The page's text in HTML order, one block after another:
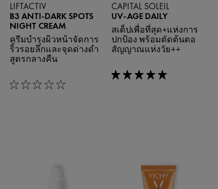
LIFTACTIV
B3 ANTI-DARK SPOTS
NIGHT CREAM
ครีมบำรุงผิวหน้าจัดการ
ริ้วรอยลึกและจุดด่างดำ
สูตรกลางคืน
0/5
CAPITAL SOLEIL
UV-AGE DAILY
สเต็ปเพื่อที่สุด+แห่งการ
ปกป้อง พร้อมตัดต้นตอ
สัญญาณแห่งวัย++
5/5